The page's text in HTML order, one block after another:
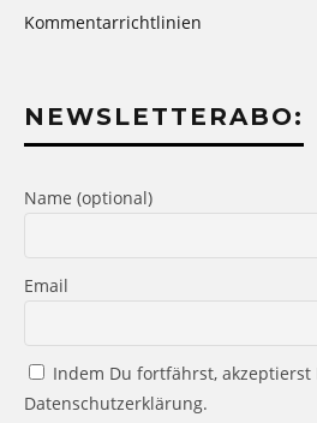
Kommentarrichtlinien
NEWSLETTERABO:
Name (optional)
Email
Indem Du fortfährst, akzeptierst
Datenschutzerklärung.